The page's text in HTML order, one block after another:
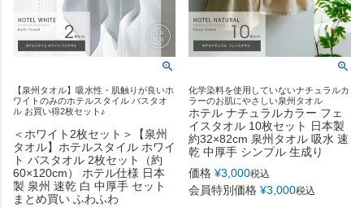
【泉州タオル】吸水性・肌触りが良いホ
ワイトのみのホテルスタイル バスタオ
ル お買い得2枚セット♪
＜ホワイト2枚セット＞【泉州
タオル】ホテルスタイル ホワイ
ト バスタオル 2枚セット（約
60×120cm） ホテル仕様 日本
製 泉州 速乾 白 中厚手 セット
まとめ買い ふわふわ
化学染料を使用していないナチュラルカ
ラーのお肌にやさしい泉州タオル
ホテル ナチュラルカラー フェ
イスタオル 10枚セット 日本製
約32×82cm 泉州タオル 吸水 速
乾 中厚手 シンプル 生成り
価格 ¥3,000税込
会員特別価格 ¥3,000税込